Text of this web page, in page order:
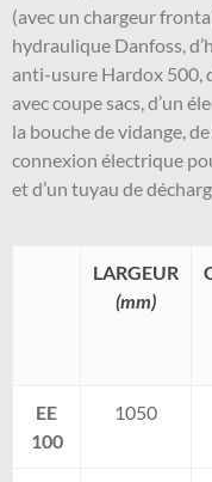
(avec un chargeur
hydraulique Danfoss,
anti-usure Hardox 500,
avec coupe sacs, d’un
la bouche de vidange,
connexion électrique
et d’un tuyau de
LARGEUR
(mm)
EE
100
1050